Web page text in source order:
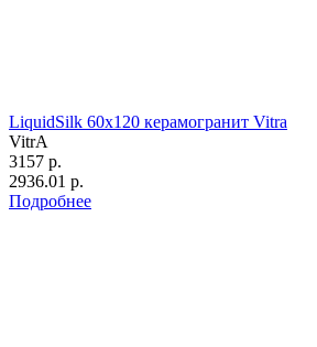
LiquidSilk 60х120 керамогранит Vitra
VitrA
3157 р.
2936.01 р.
Подробнее